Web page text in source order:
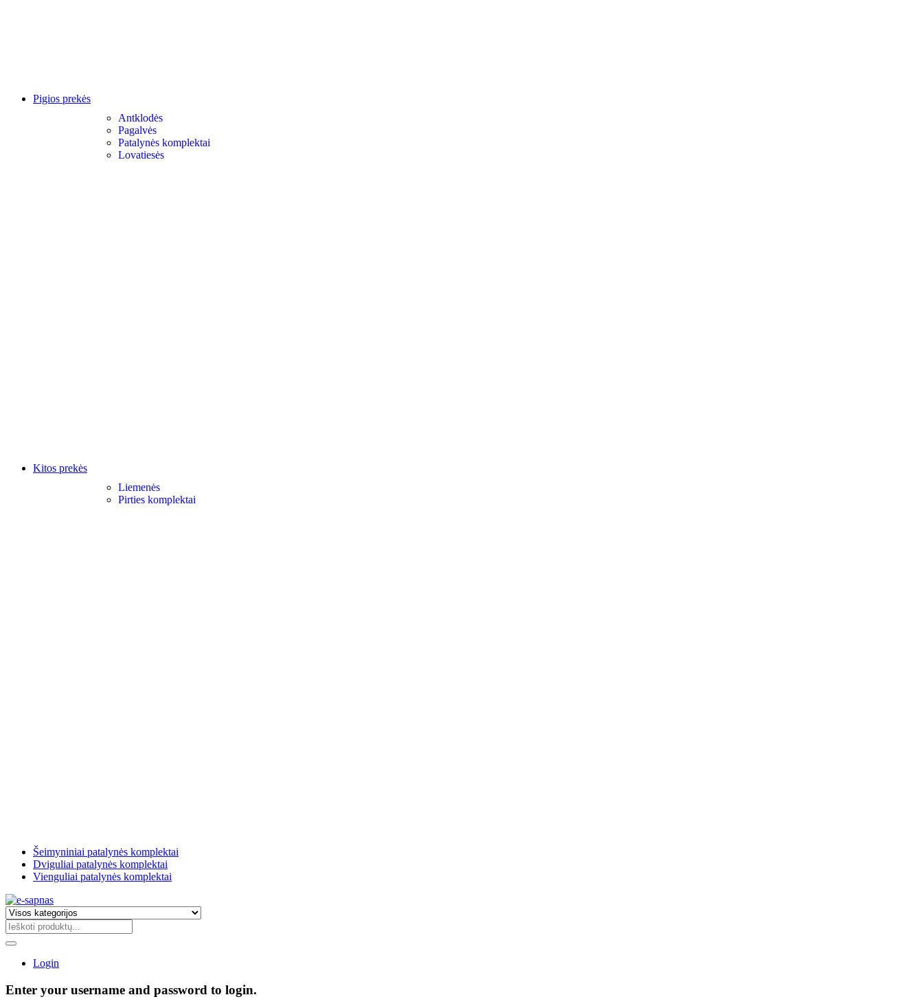
Pigios prekės
Antklodės
Pagalvės
Patalynės komplektai
Lovatiesės
Kitos prekės
Liemenės
Pirties komplektai
Šeimyniniai patalynės komplektai
Dviguliai patalynės komplektai
Vienguliai patalynės komplektai
Login
Enter your username and password to login.